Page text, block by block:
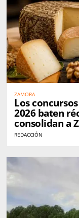
ZAMORA
Los
2026 baten
consolidan a
queso en
REDACCIÓN